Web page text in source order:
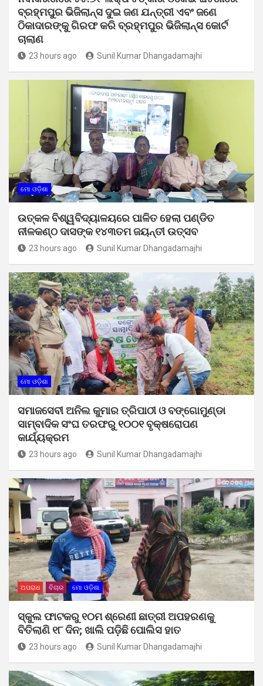
ବ୍ରହ୍ମପୁର ଭିଜିଲାନ୍ସ ଦୁଇ ଜଣ ଯନ୍ତ୍ରୀ ଏବଂ ଜଣେ
ଠିକାଦାରଙ୍କୁ ଗିରଫ କରି ବ୍ରହ୍ମପୁର ଭିଜିଲାନ୍ସ କୋର୍ଟ
ଚାଲାଣ
23 hours ago Sunil Kumar Dhangadamajhi
ମୋ ଓଡ଼ିଶା
ଉତ୍କଳ ବିଶ୍ୱବିଦ୍ୟାଳୟରେ ପାଳିତ ହେଲା ପଣ୍ଡିତ
ନୀଳକଣ୍ଠ ଦାସଙ୍କ ୧୪୩ତମ ଜୟନ୍ତୀ ଉତ୍ସବ
23 hours ago Sunil Kumar Dhangadamajhi
ମୋ ଓଡ଼ିଶା
ସମାଜସେବୀ ଅନିଲ କୁମାର ତ୍ରିପାଠୀ ଓ ବଙ୍ଗୋମୁଣ୍ଡା
ସାମ୍ବାଦିକ ସଂଘ ତରଫରୁ ୧୦୦୧ ବୃକ୍ଷରୋପଣ
କାର୍ଯ୍ୟକ୍ରମ
23 hours ago Sunil Kumar Dhangadamajhi
ଅପରାଧ ବିଚାର ମୋ ଓଡ଼ିଶା
ସ୍କୁଲ ଫାଟକରୁ ୧୦ମ ଶ୍ରେଣୀ ଛାତ୍ରୀ ଅପହରଣକୁ
ବିତିଲାଣି ୧୮ ଦିନ; ଖାଲି ପଡ଼ିଛି ପୋଲିସ ହାତ
23 hours ago Sunil Kumar Dhangadamajhi